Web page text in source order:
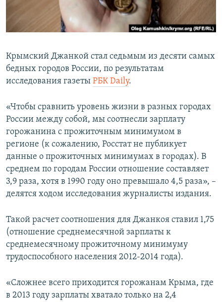
ПОБЕДИТЕЛЕЙ НЕ СУДЯТ?
КРЫМ.НЕПОКОРЕННЫЙ
ПРИСОЕДИНЯЙТЕСЬ!
Все сайты RFE/RL
Крымский Джанкой стал седьмым из десяти самых
бедных городов России, по результатам
исследования газеты РБК Daily.
«Чтобы сравнить уровень жизни в разных городах
России между собой, мы соотнесли зарплату
горожанина с прожиточным минимумом в
регионе (к сожалению, Росстат не публикует
данные о прожиточных минимумах в городах). В
среднем по городам России отношение составляет
3,9 раза, хотя в 1990 году оно превышало 4,5 раза», –
делятся ходом исследования журналисты издания.
Такой расчет соотношения для Джанкоя ставил 1,75
(отношение среднемесячной зарплаты к
среднемесячному прожиточному минимуму
трудоспособного населения 2012-2014 года).
«Сложнее всего приходится горожанам Крыма, где
в 2013 году зарплаты хватало только на 2,4